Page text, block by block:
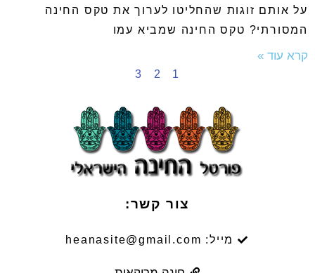
על אותם זוגות שהחליטו לערוך את טקס החינה
המסורתי? טקס החינה שמביא עמו
קרא עוד »
1
2
3
צור קשר:
מייל: heanasite@gmail.com